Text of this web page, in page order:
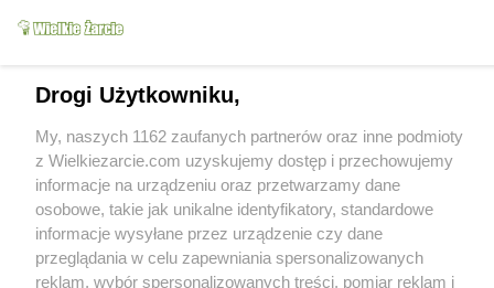
Słodkie kulki
ananasowe Sevdy
9.4k 26 2
gosia220
Prosta sałatka 3-
składnikowa
17.5k
gosia220
Drogi Użytkowniku,
My, naszych 1162 zaufanych partnerów oraz inne podmioty
z Wielkiezarcie.com uzyskujemy dostęp i przechowujemy
informacje na urządzeniu oraz przetwarzamy dane
osobowe, takie jak unikalne identyfikatory, standardowe
informacje wysyłane przez urządzenie czy dane
przeglądania w celu zapewniania spersonalizowanych
reklam, wybór spersonalizowanych treści, pomiar reklam i